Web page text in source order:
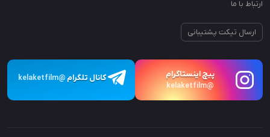
ارتباط با ما
ارسال تیکت پشتیبانی
پیچ اینستاگرام
@kelaketfilm
کانال تلگرام @kelaketfilm